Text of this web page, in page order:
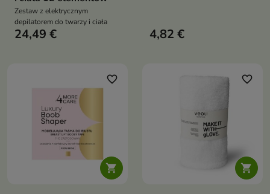
Zestaw z elektrycznym
depilatorem do twarzy i ciała
24,49 € 4,82 €

favorite_border

favorite_border